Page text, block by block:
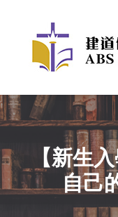
【新生
自己